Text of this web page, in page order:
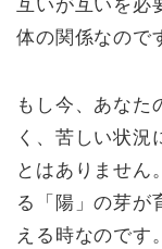
体の関係なので
もし今、あなた
く、苦しい状況
とはありません
る「陽」の芽が
える時なのです